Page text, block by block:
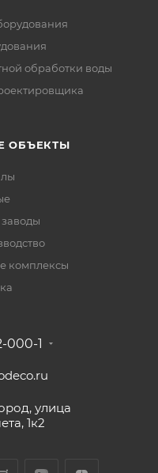
обработки воды
ОБЪЕКТЫ
комплексы
000-1
улица
1к2